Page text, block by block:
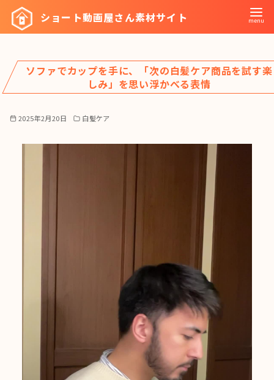
ツ
へ
ショート動画屋さん素材サイト
ソファでカップを手に、「次の白髪ケア商品を試す楽
しみ」を思い浮かべる表情
2025年2月20日 白髪ケア